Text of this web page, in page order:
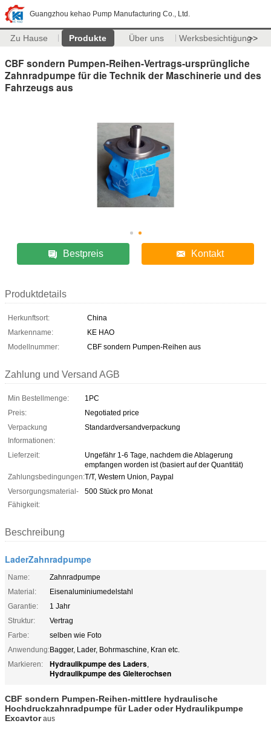
Guangzhou kehao Pump Manufacturing Co., Ltd.
Zu Hause Produkte Über uns Werksbesichtigung>>
CBF sondern Pumpen-Reihen-Vertrags-ursprüngliche
Zahnradpumpe für die Technik der Maschinerie und des
Fahrzeugs aus
Bestpreis Kontakt
Produktdetails
Herkunftsort:
China
Markenname:
KE HAO
Modellnummer:
CBF sondern Pumpen-Reihen aus
Zahlung und Versand AGB
Min Bestellmenge:
1PC
Preis:
Negotiated price
Verpackung
Informationen:
Standardversandverpackung
Lieferzeit:
Ungefähr 1-6 Tage, nachdem die Ablagerung
empfangen worden ist (basiert auf der Quantität)
Zahlungsbedingungen:T/T, Western Union, Paypal
Versorgungsmaterial-
Fähigkeit:
500 Stück pro Monat
Beschreibung
LaderZahnradpumpe
Name:
Zahnradpumpe
Material:
Eisenaluminiumedelstahl
Garantie:
1 Jahr
Struktur:
Vertrag
Farbe:
selben wie Foto
Anwendung:Bagger, Lader, Bohrmaschine, Kran etc.
Markieren:
Hydraulikpumpe des Laders,
Hydraulikpumpe des Gleiterochsen
CBF sondern Pumpen-Reihen-mittlere hydraulische
Hochdruckzahnradpumpe für Lader oder Hydraulikpumpe
Excavtoraus